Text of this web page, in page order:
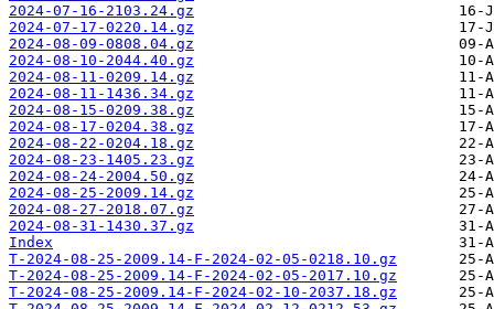
2024-07-16-2103.24.gz
2024-07-17-0220.14.gz
2024-08-09-0808.04.gz
2024-08-10-2044.40.gz
2024-08-11-0209.14.gz
2024-08-11-1436.34.gz
2024-08-15-0209.38.gz
2024-08-17-0204.38.gz
2024-08-22-0204.18.gz
2024-08-23-1405.23.gz
2024-08-24-2004.50.gz
2024-08-25-2009.14.gz
2024-08-27-2018.07.gz
2024-08-31-1430.37.gz
Index
T-2024-08-25-2009.14-F-2024-02-05-0218.10.gz
T-2024-08-25-2009.14-F-2024-02-05-2017.10.gz
T-2024-08-25-2009.14-F-2024-02-10-2037.18.gz